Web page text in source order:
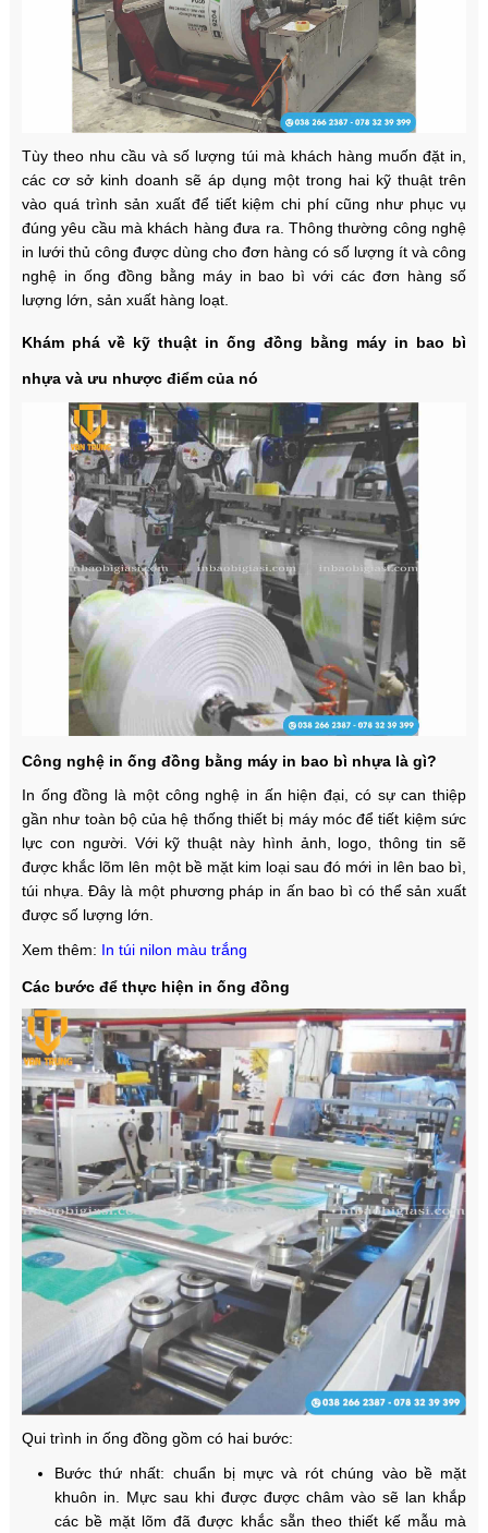
Tùy theo nhu cầu và số lượng túi mà khách hàng muốn đặt in,
các cơ sở kinh doanh sẽ áp dụng một trong hai kỹ thuật trên
vào quá trình sản xuất để tiết kiệm chi phí cũng như phục vụ
đúng yêu cầu mà khách hàng đưa ra. Thông thường công nghệ
in lưới thủ công được dùng cho đơn hàng có số lượng ít và công
nghệ in ống đồng bằng máy in bao bì với các đơn hàng số
lượng lớn, sản xuất hàng loạt.
Khám phá về kỹ thuật in ống đồng bằng máy in bao bì
nhựa và ưu nhược điểm của nó
Công nghệ in ống đồng bằng máy in bao bì nhựa là gì?
In ống đồng là một công nghệ in ấn hiện đại, có sự can thiệp
gần như toàn bộ của hệ thống thiết bị máy móc để tiết kiệm sức
lực con người. Với kỹ thuật này hình ảnh, logo, thông tin sẽ
được khắc lõm lên một bề mặt kim loại sau đó mới in lên bao bì,
túi nhựa. Đây là một phương pháp in ấn bao bì có thể sản xuất
được số lượng lớn.
Xem thêm: In túi nilon màu trắng
Các bước để thực hiện in ống đồng
Qui trình in ống đồng gồm có hai bước:
Bước thứ nhất: chuẩn bị mực và rót chúng vào bề mặt
khuôn in. Mực sau khi được được châm vào sẽ lan khắp
các bề mặt lõm đã được khắc sẵn theo thiết kế mẫu mà